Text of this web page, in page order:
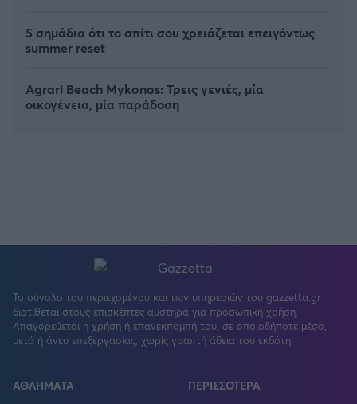
5 σημάδια ότι το σπίτι σου χρειάζεται επειγόντως
summer reset
Agrari Beach Mykonos: Τρεις γενιές, μία
οικογένεια, μία παράδοση
Το σύνολο του περιεχομένου και των υπηρεσιών του gazzetta.gr
διατίθεται στους επισκέπτες αυστηρά για προσωπική χρήση.
Απαγορεύεται η χρήση ή επανεκπομπή του, σε οποιοδήποτε μέσο,
μετά ή άνευ επεξεργασίας, χωρίς γραπτή άδεια του εκδότη.
ΑΘΛΗΜΑΤΑ ΠΕΡΙΣΣΟΤΕΡΑ